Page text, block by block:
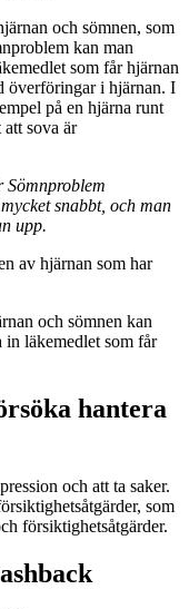
och sömnen, som
kan man
som får hjärnan
överföringar i hjärnan. I
på en hjärna runt
sova är
Sömnproblem
snabbt, och man
upp.
av hjärnan som har
och sömnen kan
in läkemedlet som får
hantera
och att ta saker.
som
försiktighetsåtgärder.